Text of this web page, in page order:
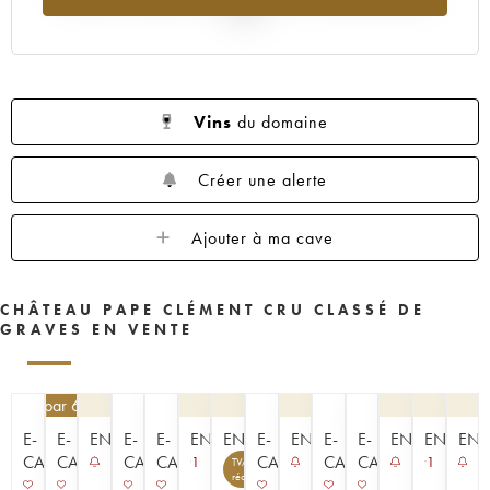
1924 ----
Vins du domaine
Créer une alerte
Ajouter à ma cave
CHÂTEAU PAPE CLÉMENT CRU CLASSÉ DE
GRAVES EN VENTE
E-
CAVISTE
par 6 | -10%
E-
CAVISTE
ENCHÈRE
E-
CAVISTE
E-
CAVISTE
ENCHÈRE
1
ENCHÈRE
TVA
récupérable
E-
CAVISTE
ENCHÈRE
E-
CAVISTE
E-
CAVISTE
ENCHÈRE
1